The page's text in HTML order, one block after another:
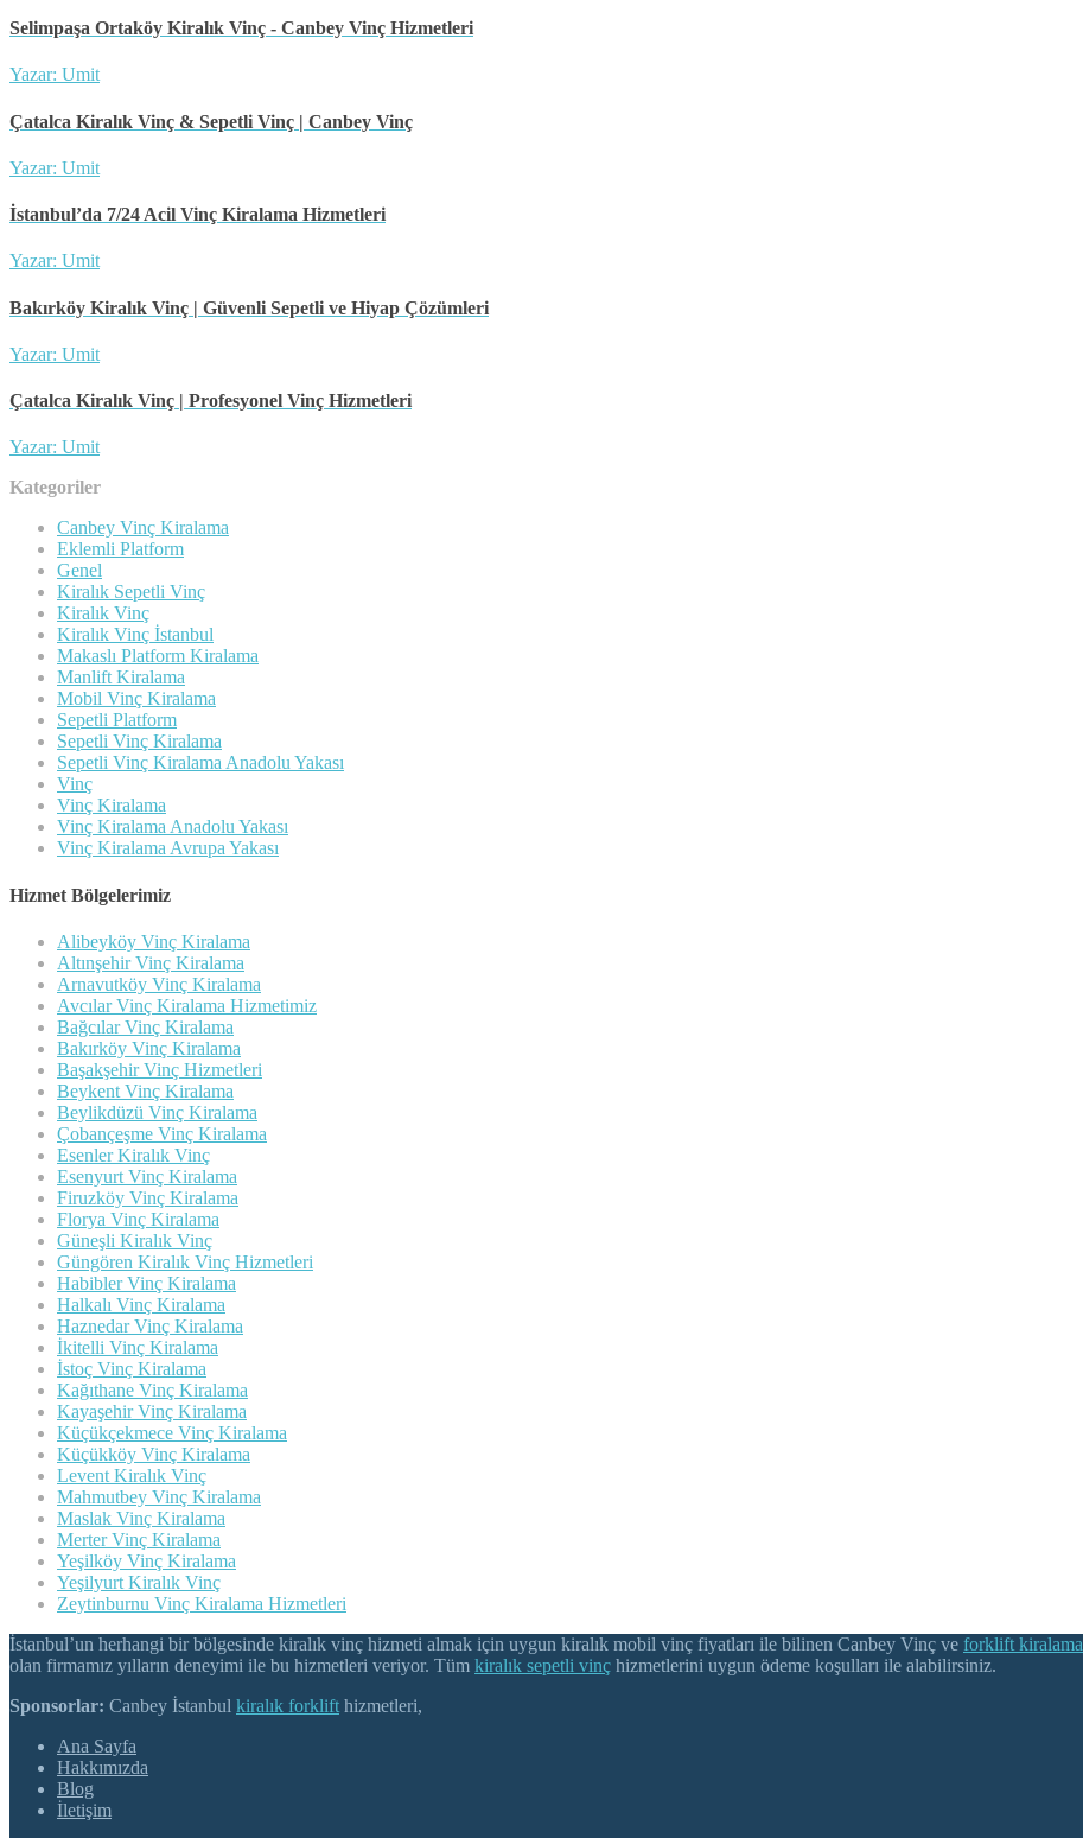
Selimpaşa Ortaköy Kiralık Vinç - Canbey Vinç Hizmetleri
Yazar: Umit
Çatalca Kiralık Vinç & Sepetli Vinç | Canbey Vinç
Yazar: Umit
İstanbul’da 7/24 Acil Vinç Kiralama Hizmetleri
Yazar: Umit
Bakırköy Kiralık Vinç | Güvenli Sepetli ve Hiyap Çözümleri
Yazar: Umit
Çatalca Kiralık Vinç | Profesyonel Vinç Hizmetleri
Yazar: Umit
Kategoriler
Canbey Vinç Kiralama
Eklemli Platform
Genel
Kiralık Sepetli Vinç
Kiralık Vinç
Kiralık Vinç İstanbul
Makaslı Platform Kiralama
Manlift Kiralama
Mobil Vinç Kiralama
Sepetli Platform
Sepetli Vinç Kiralama
Sepetli Vinç Kiralama Anadolu Yakası
Vinç
Vinç Kiralama
Vinç Kiralama Anadolu Yakası
Vinç Kiralama Avrupa Yakası
Hizmet Bölgelerimiz
Alibeyköy Vinç Kiralama
Altınşehir Vinç Kiralama
Arnavutköy Vinç Kiralama
Avcılar Vinç Kiralama Hizmetimiz
Bağcılar Vinç Kiralama
Bakırköy Vinç Kiralama
Başakşehir Vinç Hizmetleri
Beykent Vinç Kiralama
Beylikdüzü Vinç Kiralama
Çobançeşme Vinç Kiralama
Esenler Kiralık Vinç
Esenyurt Vinç Kiralama
Firuzköy Vinç Kiralama
Florya Vinç Kiralama
Güneşli Kiralık Vinç
Güngören Kiralık Vinç Hizmetleri
Habibler Vinç Kiralama
Halkalı Vinç Kiralama
Haznedar Vinç Kiralama
İkitelli Vinç Kiralama
İstoç Vinç Kiralama
Kağıthane Vinç Kiralama
Kayaşehir Vinç Kiralama
Küçükçekmece Vinç Kiralama
Küçükköy Vinç Kiralama
Levent Kiralık Vinç
Mahmutbey Vinç Kiralama
Maslak Vinç Kiralama
Merter Vinç Kiralama
Yeşilköy Vinç Kiralama
Yeşilyurt Kiralık Vinç
Zeytinburnu Vinç Kiralama Hizmetleri
İstanbul’un herhangi bir bölgesinde kiralık vinç hizmeti almak için uygun kiralık mobil vinç fiyatları ile bilinen Canbey Vinç ve forklift kiralama
olan firmamız yılların deneyimi ile bu hizmetleri veriyor. Tüm kiralık sepetli vinç hizmetlerini uygun ödeme koşulları ile alabilirsiniz.
Sponsorlar: Canbey İstanbul kiralık forklift hizmetleri,
Ana Sayfa
Hakkımızda
Blog
İletişim